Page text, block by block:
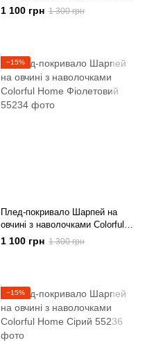
Home Мокко
1 100 грн 1 300 грн
−15%
Плед-покривало Шарпей на
овчині з наволочками Colorful
Home Фіолетовий
1 100 грн 1 300 грн
−15%